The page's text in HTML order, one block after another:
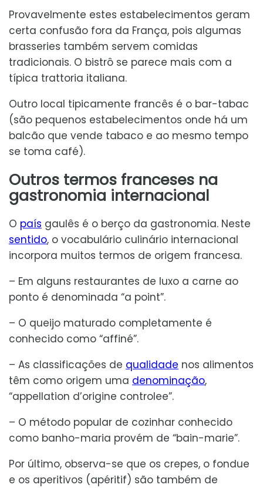
Provavelmente estes estabelecimentos geram
certa confusão fora da França, pois algumas
brasseries também servem comidas
tradicionais. O bistrô se parece mais com a
típica trattoria italiana.
Outro local tipicamente francês é o bar-tabac
(são pequenos estabelecimentos onde há um
balcão que vende tabaco e ao mesmo tempo
se toma café).
Outros termos franceses na
gastronomia internacional
O país gaulês é o berço da gastronomia. Neste
sentido, o vocabulário culinário internacional
incorpora muitos termos de origem francesa.
– Em alguns restaurantes de luxo a carne ao
ponto é denominada “a point”.
– O queijo maturado completamente é
conhecido como “affiné”.
– As classificações de qualidade nos alimentos
têm como origem uma denominação,
“appellation d’origine controlee”.
– O método popular de cozinhar conhecido
como banho-maria provém de “bain-marie”.
Por último, observa-se que os crepes, o fondue
e os aperitivos (apéritif) são também de